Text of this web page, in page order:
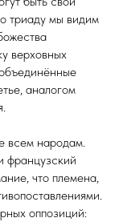
триаду мы видим
верховных
аналогом
всем народам.
французский
что племена,
оппозиций: